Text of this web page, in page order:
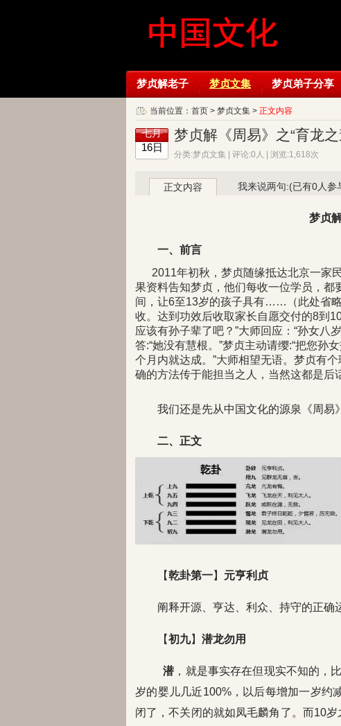
梦贞解老子 梦贞文集 梦贞弟子分享
当前位置： 首页> 梦贞文集> 正文内容
七月
16日
梦贞解《周易》之“育龙之
分类:梦贞文集 | 评论:0人 | 浏览:1,618次
正文内容 我来说两句:(已有0人参
梦贞
一、前言
2011年初秋，梦贞随缘抵达北京一家
果资料告知梦贞，他们每收一位学员，
间，让6至13岁的孩子具有……（此处省
收。达到功效后收取家长自愿交付的8到
应该有孙子辈了吧？”大师回应：“孙女八
答:“她没有慧根。”梦贞主动请缨:“把您孙
个月内就达成。”大师相望无语。梦贞有
确的方法传于能担当之人，当然这都是后
我们还是先从中国文化的源泉《周易
二、正文
【乾卦第一】 元亨利贞
阐释开源、亨达、利众、持守的正确
【初九】 潜龙勿用
潜，就是事实存在但现实不知的，
岁的婴儿几近100%，以后每增加一岁约
闭了，不关闭的就如凤毛麟角了。而10